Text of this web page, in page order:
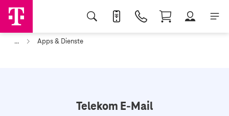
... Apps & Dienste
Telekom E-Mail